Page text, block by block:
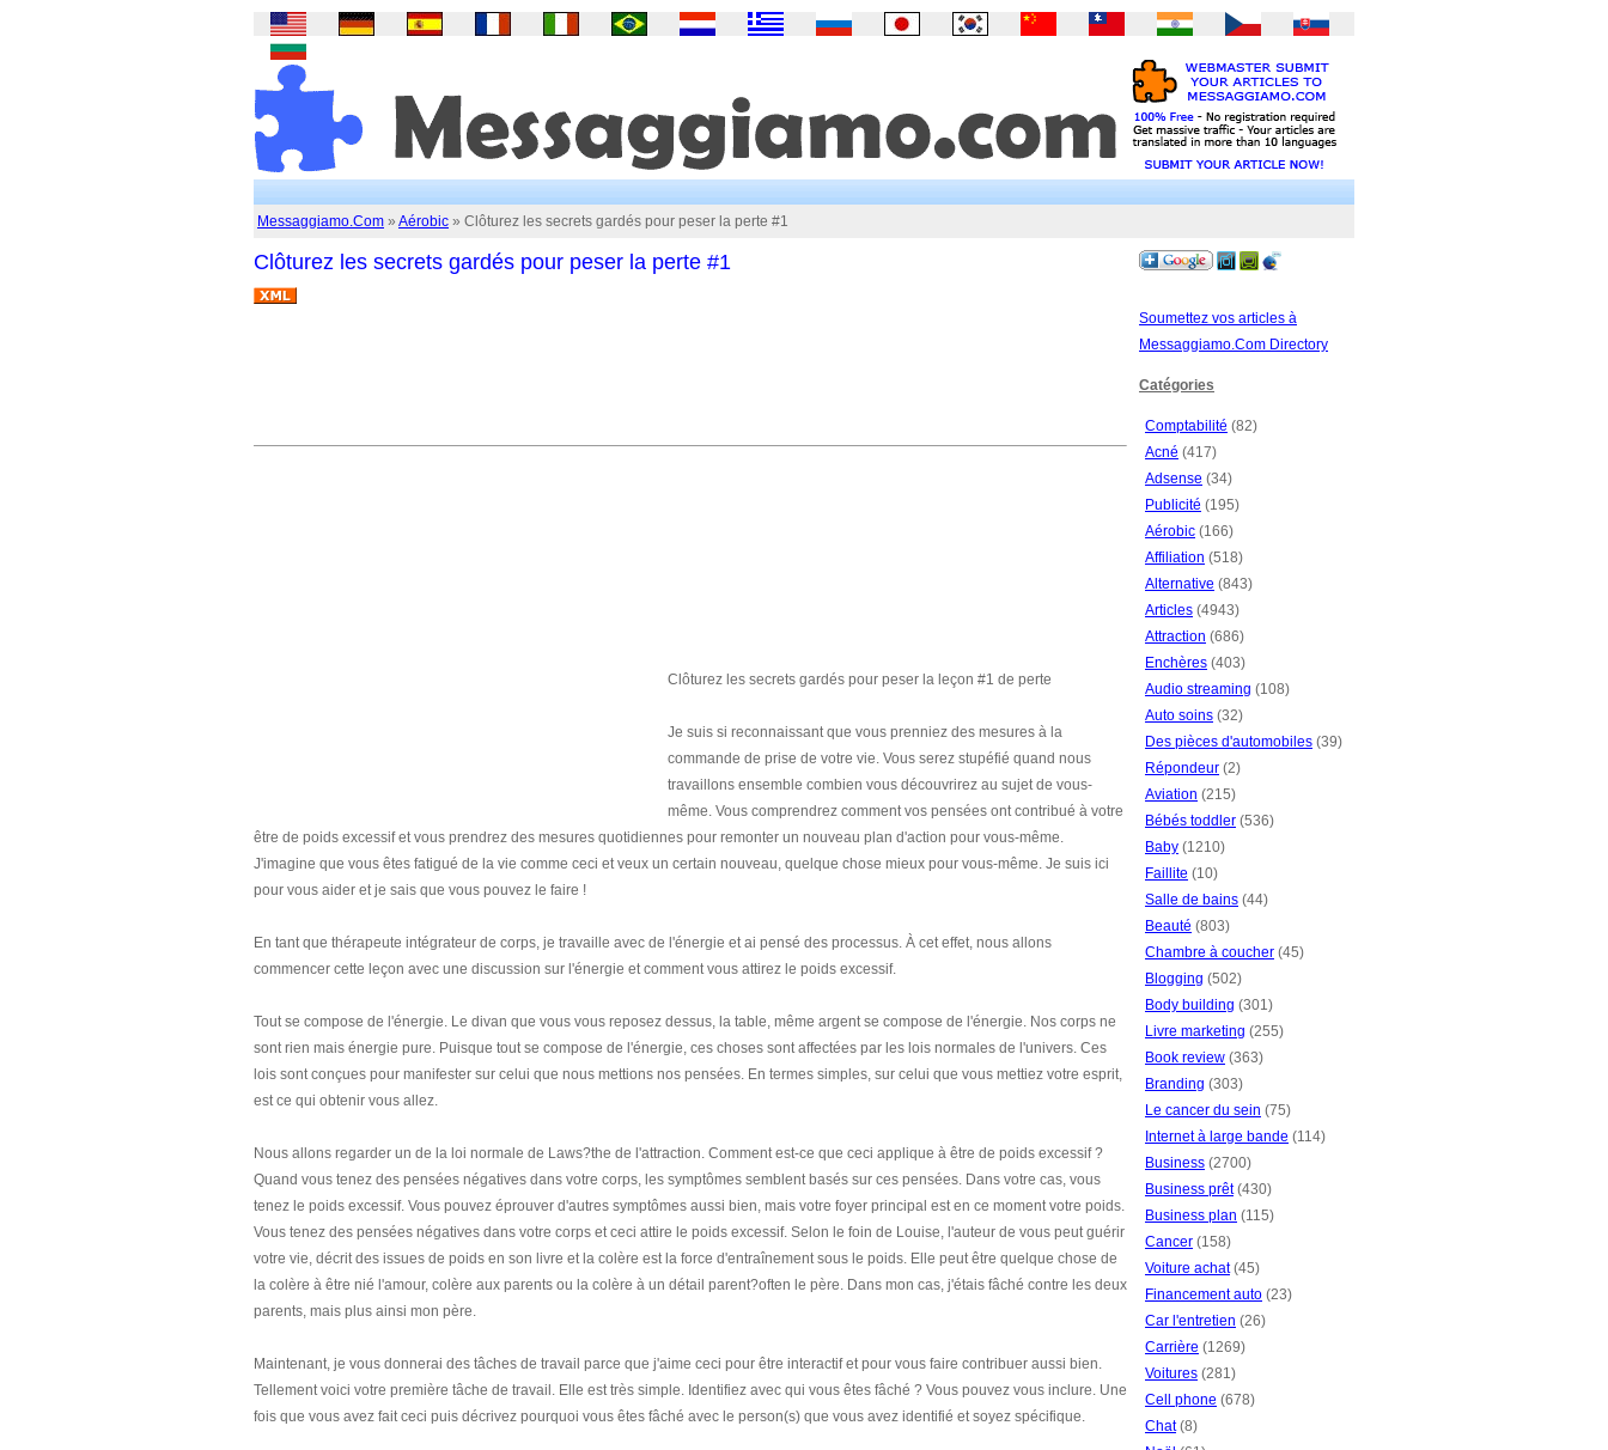
Messaggiamo.Com » Aérobic » Clôturez les secrets gardés pour peser la perte #1
Clôturez les secrets gardés pour peser la perte #1
Clôturez les secrets gardés pour peser la leçon #1 de perte
Je suis si reconnaissant que vous prenniez des mesures à la
commande de prise de votre vie. Vous serez stupéfié quand nous
travaillons ensemble combien vous découvrirez au sujet de vous-
même. Vous comprendrez comment vos pensées ont contribué à votre
être de poids excessif et vous prendrez des mesures quotidiennes pour remonter un nouveau plan d'action pour vous-même.
J'imagine que vous êtes fatigué de la vie comme ceci et veux un certain nouveau, quelque chose mieux pour vous-même. Je suis ici
pour vous aider et je sais que vous pouvez le faire !
En tant que thérapeute intégrateur de corps, je travaille avec de l'énergie et ai pensé des processus. À cet effet, nous allons
commencer cette leçon avec une discussion sur l'énergie et comment vous attirez le poids excessif.
Tout se compose de l'énergie. Le divan que vous vous reposez dessus, la table, même argent se compose de l'énergie. Nos corps ne
sont rien mais énergie pure. Puisque tout se compose de l'énergie, ces choses sont affectées par les lois normales de l'univers. Ces
lois sont conçues pour manifester sur celui que nous mettions nos pensées. En termes simples, sur celui que vous mettiez votre esprit,
est ce qui obtenir vous allez.
Nous allons regarder un de la loi normale de Laws?the de l'attraction. Comment est-ce que ceci applique à être de poids excessif ?
Quand vous tenez des pensées négatives dans votre corps, les symptômes semblent basés sur ces pensées. Dans votre cas, vous
tenez le poids excessif. Vous pouvez éprouver d'autres symptômes aussi bien, mais votre foyer principal est en ce moment votre poids.
Vous tenez des pensées négatives dans votre corps et ceci attire le poids excessif. Selon le foin de Louise, l'auteur de vous peut guérir
votre vie, décrit des issues de poids en son livre et la colère est la force d'entraînement sous le poids. Elle peut être quelque chose de
la colère à être nié l'amour, colère aux parents ou la colère à un détail parent?often le père. Dans mon cas, j'étais fâché contre les deux
parents, mais plus ainsi mon père.
Maintenant, je vous donnerai des tâches de travail parce que j'aime ceci pour être interactif et pour vous faire contribuer aussi bien.
Tellement voici votre première tâche de travail. Elle est très simple. Identifiez avec qui vous êtes fâché ? Vous pouvez vous inclure. Une
fois que vous avez fait ceci puis décrivez pourquoi vous êtes fâché avec le person(s) que vous avez identifié et soyez spécifique.
Soumettez vos articles à
Messaggiamo.Com Directory
Catégories
Comptabilité (82)
Acné (417)
Adsense (34)
Publicité (195)
Aérobic (166)
Affiliation (518)
Alternative (843)
Articles (4943)
Attraction (686)
Enchères (403)
Audio streaming (108)
Auto soins (32)
Des pièces d'automobiles (39)
Répondeur (2)
Aviation (215)
Bébés toddler (536)
Baby (1210)
Faillite (10)
Salle de bains (44)
Beauté (803)
Chambre à coucher (45)
Blogging (502)
Body building (301)
Livre marketing (255)
Book review (363)
Branding (303)
Le cancer du sein (75)
Internet à large bande (114)
Business (2700)
Business prêt(430)
Business plan (115)
Cancer (158)
Voiture achat(45)
Financement auto (23)
Car l'entretien (26)
Carrière (1269)
Voitures (281)
Cell phone (678)
Chat(8)